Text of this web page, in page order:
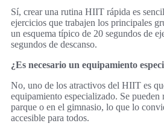
Sí, crear una rutina HIIT rápida es
ejercicios que trabajen los principales
un esquema típico de 20 segundos de
segundos de descanso.
¿Es necesario un equipamiento
No, uno de los atractivos del HIIT es
equipamiento especializado. Se pueden
parque o en el gimnasio, lo que lo
accesible para todos.